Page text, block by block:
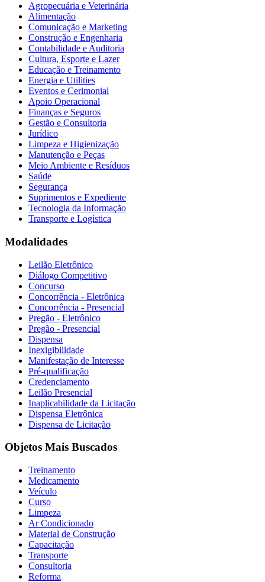
Agropecuária e Veterinária
Alimentação
Comunicação e Marketing
Construção e Engenharia
Contabilidade e Auditoria
Cultura, Esporte e Lazer
Educação e Treinamento
Energia e Utilities
Eventos e Cerimonial
Apoio Operacional
Finanças e Seguros
Gestão e Consultoria
Jurídico
Limpeza e Higienização
Manutenção e Peças
Meio Ambiente e Resíduos
Saúde
Segurança
Suprimentos e Expediente
Tecnologia da Informação
Transporte e Logística
Modalidades
Leilão Eletrônico
Diálogo Competitivo
Concurso
Concorrência - Eletrônica
Concorrência - Presencial
Pregão - Eletrônico
Pregão - Presencial
Dispensa
Inexigibilidade
Manifestação de Interesse
Pré-qualificação
Credenciamento
Leilão Presencial
Inaplicabilidade da Licitação
Dispensa Eletrônica
Dispensa de Licitação
Objetos Mais Buscados
Treinamento
Medicamento
Veículo
Curso
Limpeza
Ar Condicionado
Material de Construção
Capacitação
Transporte
Consultoria
Reforma